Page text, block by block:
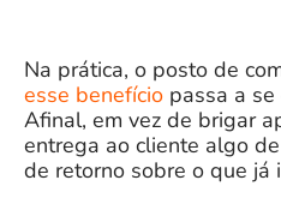
Na prática, o posto de
esse benefício passa a
Afinal, em vez de brigar
entrega ao cliente algo
de retorno sobre o que já